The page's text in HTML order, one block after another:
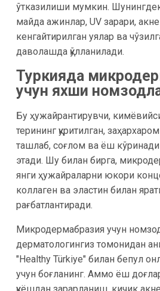
ўтказилиши мумкин.
майда ажинлар, UV зарари,
кенгайтирилган уялар ва
даволашда қўлланилади.
Туркияда
учун яхши
Бу ҳужайрантирувчи,
терининг қуритилган,
ташлаб, соғлом ва ёш
этади. Шу билан бирга,
янги ҳужайраларни юкори
коллаген ва эластин билан
рағбатлантиради.
Микродермабразия учун
дерматологингиз томонидан
"Healthy Türkiye" билан бепул
учун боғланинг. Аммо ёш